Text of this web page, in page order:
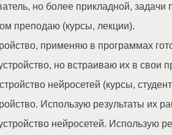
но более прикладной,
преподаю (курсы, лекции).
применяю в программах
но встраиваю их в свои
нейросетей (курсы,
Использую результаты их
нейросетей. Использую